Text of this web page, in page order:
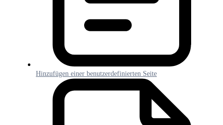
Hinzufügen einer benutzerdefinierten Seite